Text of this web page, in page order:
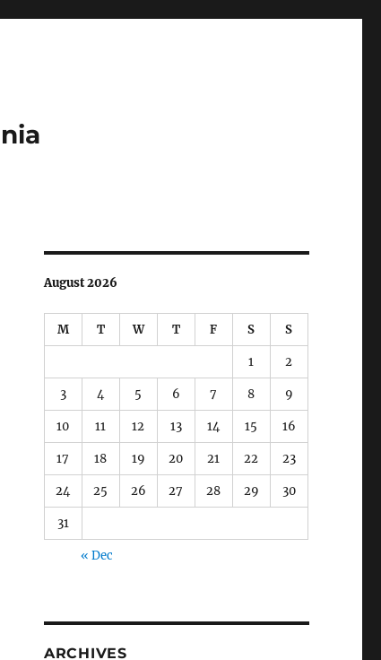
August 2026
M T W T F S S
1 2
3 4 5 6 7 8 9
10 11 12 13 14 15 16
17 18 19 20 21 22 23
24 25 26 27 28 29 30
31
« Dec
ARCHIVES